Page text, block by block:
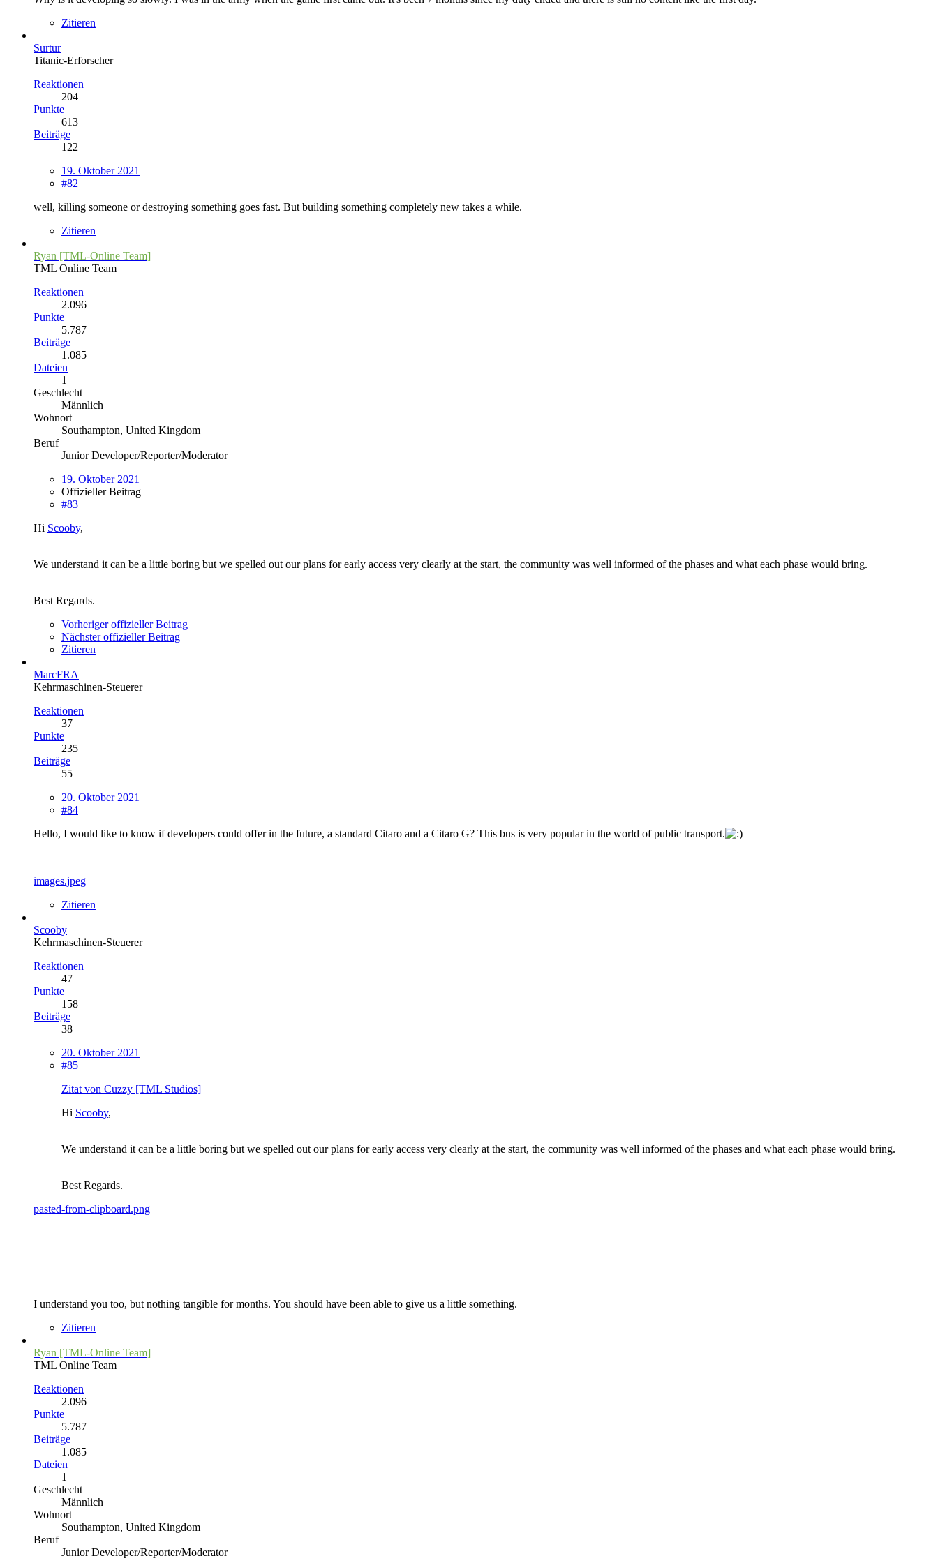
Zitieren
Surtur
Titanic-Erforscher
Reaktionen
204
Punkte
613
Beiträge
122
19. Oktober 2021
#82
well, killing someone or destroying something goes fast. But building something completely new takes a while.
Zitieren
Ryan [TML-Online Team]
TML Online Team
Reaktionen
2.096
Punkte
5.787
Beiträge
1.085
Dateien
1
Geschlecht
Männlich
Wohnort
Southampton, United Kingdom
Beruf
Junior Developer/Reporter/Moderator
19. Oktober 2021
Offizieller Beitrag
#83
Hi Scooby,
We understand it can be a little boring but we spelled out our plans for early access very clearly at the start, the community was well informed of the phases and what each phase would bring.
Best Regards.
Vorheriger offizieller Beitrag
Nächster offizieller Beitrag
Zitieren
MarcFRA
Kehrmaschinen-Steuerer
Reaktionen
37
Punkte
235
Beiträge
55
20. Oktober 2021
#84
Hello, I would like to know if developers could offer in the future, a standard Citaro and a Citaro G? This bus is very popular in the world of public transport.
images.jpeg
Zitieren
Scooby
Kehrmaschinen-Steuerer
Reaktionen
47
Punkte
158
Beiträge
38
20. Oktober 2021
#85
Zitat von Cuzzy [TML Studios]
Hi Scooby,
We understand it can be a little boring but we spelled out our plans for early access very clearly at the start, the community was well informed of the phases and what each phase would bring.
Best Regards.
pasted-from-clipboard.png
I understand you too, but nothing tangible for months. You should have been able to give us a little something.
Zitieren
Ryan [TML-Online Team]
TML Online Team
Reaktionen
2.096
Punkte
5.787
Beiträge
1.085
Dateien
1
Geschlecht
Männlich
Wohnort
Southampton, United Kingdom
Beruf
Junior Developer/Reporter/Moderator